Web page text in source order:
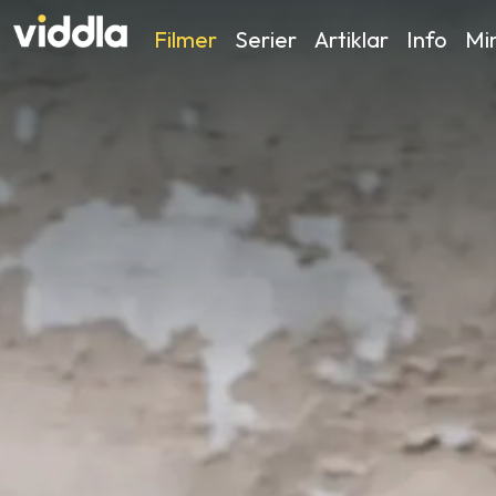
Filmer Serier Artiklar Info